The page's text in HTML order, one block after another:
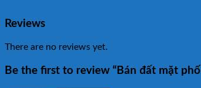
Reviews
There are no reviews yet.
Be the first to review “Bán đất mặt